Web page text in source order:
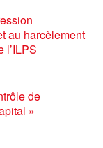
au harcèlement
l’ILPS
de
»